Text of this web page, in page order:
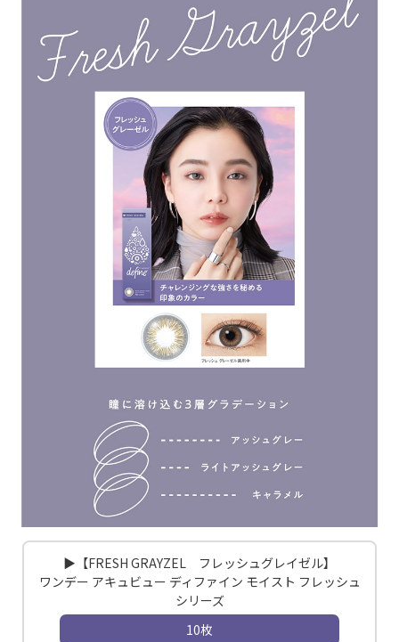
▶【FRESH GRAYZEL フレッシュグレイゼル】
ワンデー アキュビュー ディファイン モイスト フレッシュ
シリーズ
10枚